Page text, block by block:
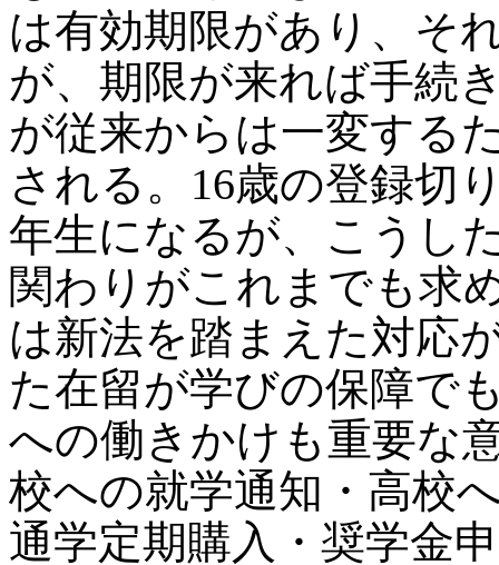
は有効期限があり、そ
が、期限が来れば手続
が従来からは一変する
される。16歳の登録切
年生になるが、こうし
関わりがこれまでも求
は新法を踏まえた対応
た在留が学びの保障で
への働きかけも重要な
校への就学通知・高校
通学定期購入・奨学金